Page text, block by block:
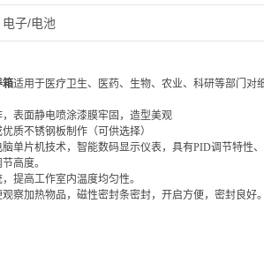
电子/电池
箱适用于医疗卫生、医药、生物、农业、科研等部门对
表面静电喷涂漆膜牢固，造型美观
质不锈钢板制作（可供选择）
单片机技术，智能数码显示仪表，具有PID调节特性
高度。
提高工作室内温度均匀性。
察加热物品，磁性密封条密封，开启方便，密封良好